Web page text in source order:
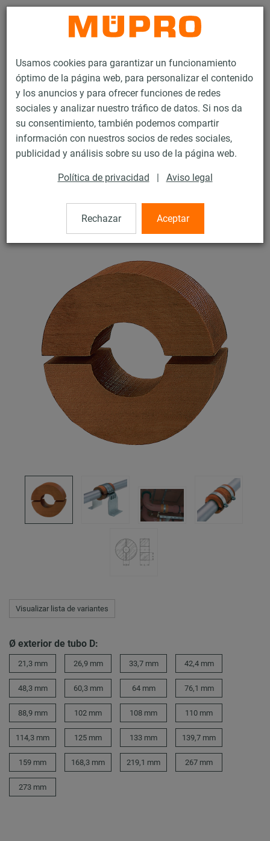
Usamos cookies para garantizar un funcionamiento
óptimo de la página web, para personalizar el contenido
y los anuncios y para ofrecer funciones de redes
sociales y analizar nuestro tráfico de datos. Si nos da
su consentimiento, también podemos compartir
información con nuestros socios de redes sociales,
publicidad y análisis sobre su uso de la página web.
Política de privacidad | Aviso legal
Rechazar Aceptar
Productos Tecnología de soportación
Puntos fijos y puntos guías
Aislamientos de madera
Aislamientos de madera
Visualizar lista de variantes
Ø exterior de tubo D:
21,3 mm 26,9 mm 33,7 mm 42,4 mm
48,3 mm 60,3 mm 64 mm 76,1 mm
88,9 mm 102 mm 108 mm 110 mm
114,3 mm 125 mm 133 mm 139,7 mm
159 mm 168,3 mm 219,1 mm 267 mm
273 mm